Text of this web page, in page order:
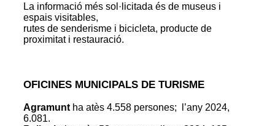
La informació més sol·licitada és de museus i
espais visitables,
rutes de senderisme i bicicleta, producte de
proximitat i restauració.
OFICINES MUNICIPALS DE TURISME
Agramunt ha atès 4.558 persones; l’any 2024,
6.081.